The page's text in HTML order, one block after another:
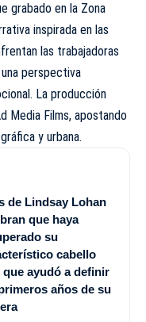
grabado en la Zona
inspirada en las
las trabajadoras
perspectiva
La producción
Media Films, apostando
y urbana.
de Lindsay Lohan
que haya
su
cabello
que ayudó a definir
años de su